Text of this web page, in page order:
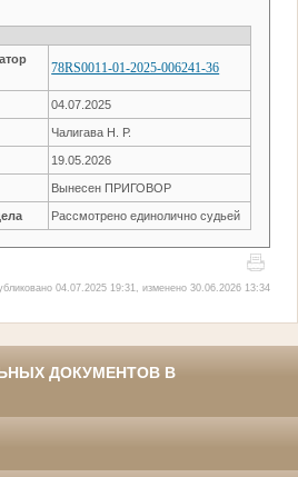
78RS0011-01-2025-006241-36
04.07.2025
Чалигава Н. Р.
19.05.2026
Вынесен ПРИГОВОР
Рассмотрено единолично судьей
04.07.2025 19:31, изменено 30.06.2026 13:34
ДОКУМЕНТОВ В